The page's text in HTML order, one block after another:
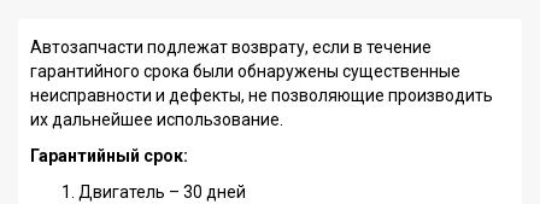
Автозапчасти подлежат возврату, если в течение
гарантийного срока были обнаружены существенные
неисправности и дефекты, не позволяющие производить
их дальнейшее использование.
Гарантийный срок:
Двигатель – 30 дней